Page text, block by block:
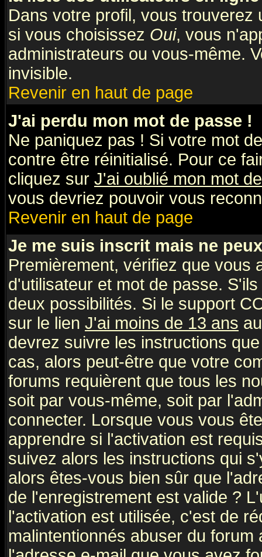
Dans votre profil, vous trouverez
si vous choisissez Oui, vous
administrateurs ou vous-même.
invisible.
Revenir en haut de page
J'ai perdu mon mot de passe !
Ne paniquez pas ! Si votre mot
contre être réinitialisé. Pour ce
cliquez sur J'ai oublié mon mot
vous devriez pouvoir vous
Revenir en haut de page
Je me suis inscrit mais ne
Premièrement, vérifiez que vous
d'utilisateur et mot de passe.
deux possibilités. Si le support
sur le lien J'ai moins de 13 ans
devrez suivre les instructions
cas, alors peut-être que votre
forums requièrent que tous les
soit par vous-même, soit par
connecter. Lorsque vous vous
apprendre si l'activation est
suivez alors les instructions qui
alors êtes-vous bien sûr que
de l'enregistrement est valide ?
l'activation est utilisée, c'est de
malintentionnés abuser du